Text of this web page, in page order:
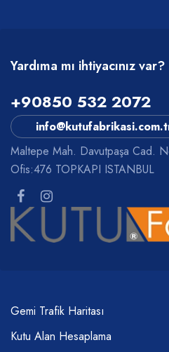
Yardıma mı ihtiyacınız var?
+90850 532 2072
Maltepe Mah. Davutpaşa Cad.
Ofis:476 TOPKAPI ISTANBUL
Gemi Trafik Haritası
Kutu Alan Hesaplama